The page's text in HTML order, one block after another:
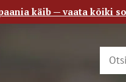
Kontaktkäib — vaata kõiki